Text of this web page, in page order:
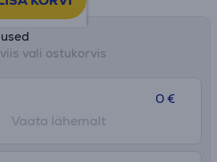
vali ostukorvis
0 €
Vaata lähemalt